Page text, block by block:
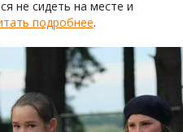
не сидеть на месте и
подробнее.